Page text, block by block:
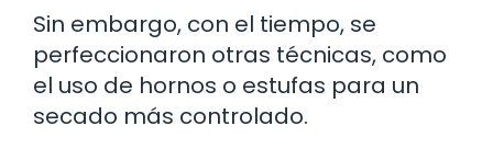
Sin embargo, con el tiempo, se
perfeccionaron otras técnicas, como
el uso de hornos o estufas para un
secado más controlado.